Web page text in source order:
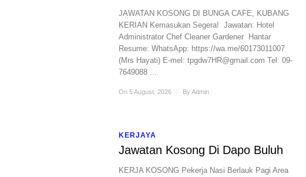
JAWATAN KOSONG DI BUNGA CAFE, KUBANG
KERIAN ​Kemasukan Segera! ​ Jawatan: ​Hotel
Administrator ​Chef ​Cleaner ​Gardener ​ Hantar
Resume: ​WhatsApp: https://wa.me/60173011007
(Mrs Hayati) ​E-mel: tpgdw7HR@gmail.com ​Tel: 09-
7649088 ...
On 5 August, 2026 / ByAdmin
KERJAYA
Jawatan Kosong Di Dapo Buluh
KERJA KOSONG Pekerja Nasi Berlauk Pagi Area